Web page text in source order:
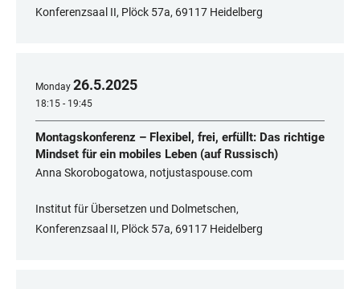
Konferenzsaal II, Plöck 57a, 69117 Heidelberg
Monday 26.5.2025
18:15 - 19:45
Montagskonferenz – Flexibel, frei, erfüllt: Das richtige
Mindset für ein mobiles Leben (auf Russisch)
Anna Skorobogatowa, notjustaspouse.com
Institut für Übersetzen und Dolmetschen,
Konferenzsaal II, Plöck 57a, 69117 Heidelberg